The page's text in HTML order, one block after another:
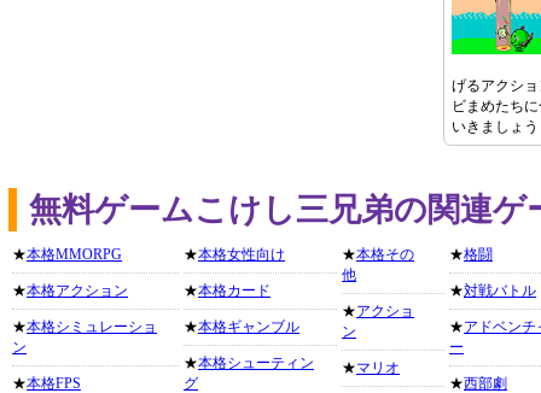
げるアクシ
ビまめたち
いきましょ
無料ゲームこけし三兄弟の関連ゲ
★本格MMORPG
★本格アクション
★本格シミュレーショ
ン
★本格FPS
★本格女性向け
★本格カード
★本格ギャンブル
★本格シューティン
グ
★本格その
他
★アクショ
ン
★マリオ
★格闘
★対戦バトル
★アドベンチ
ー
★西部劇